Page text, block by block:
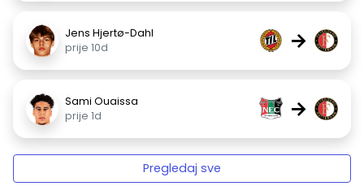
Jens Hjertø-Dahl
prije 10d
→
Sami Ouaissa
prije 1d
→
Pregledaj sve